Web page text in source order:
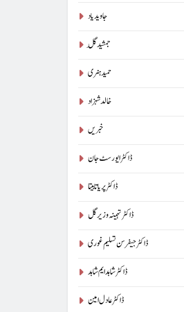
جاوید یاد
جمشید گِل
حمید ہنری
خالد شہزاد
خبریں
ڈاکٹر ایورسٹ جان
ڈاکٹر پریا تابیتا
ڈاکٹر تہمینہ وزیر گل
ڈاکٹر جیفرسن تسلیم غوری
ڈاکٹر شاہد ایم شاہد
ڈاکٹر عادل امین